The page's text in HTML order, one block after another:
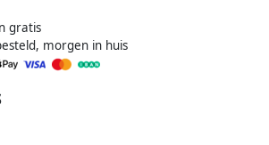
gratis
morgen in huis